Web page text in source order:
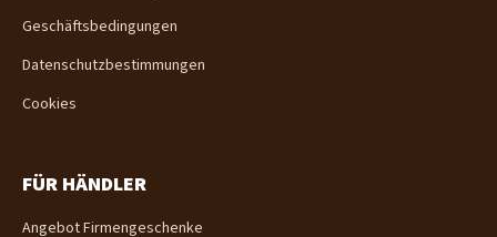
Geschäftsbedingungen
Datenschutzbestimmungen
Cookies
FÜR HÄNDLER
Angebot Firmengeschenke